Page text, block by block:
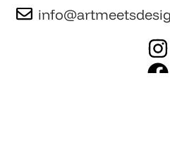
I
n
F